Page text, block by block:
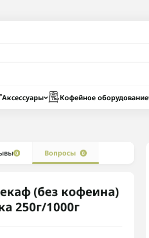
Аксессуары Кофейное оборудование
0 Вопросы 0
(без кофеина)
250г/1000г